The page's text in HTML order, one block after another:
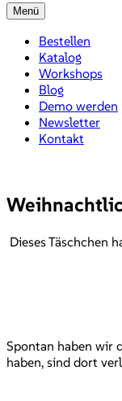
Menü
Bestellen
Katalog
Workshops
Blog
Demo werden
Newsletter
Kontakt
Dieses Täschchen
Spontan haben wir
haben, sind dort